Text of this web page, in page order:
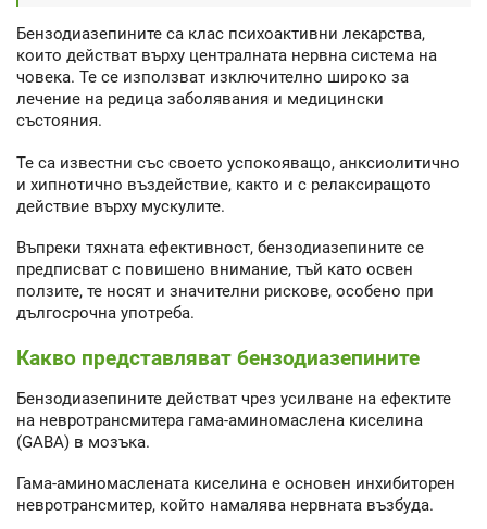
Бензодиазепините са клас психоактивни лекарства,
които действат върху централната нервна система на
човека. Те се използват изключително широко за
лечение на редица заболявания и медицински
състояния.
Те са известни със своето успокояващо, анксиолитично
и хипнотично въздействие, както и с релаксиращото
действие върху мускулите.
Въпреки тяхната ефективност, бензодиазепините се
предписват с повишено внимание, тъй като освен
ползите, те носят и значителни рискове, особено при
дългосрочна употреба.
Какво представляват бензодиазепините
Бензодиазепините действат чрез усилване на ефектите
на невротрансмитера гама-аминомаслена киселина
(GABA) в мозъка.
Гама-аминомаслената киселина е основен инхибиторен
невротрансмитер, който намалява нервната възбуда.